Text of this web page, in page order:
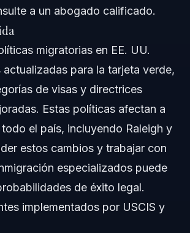
a un Abogado Ahora
Law Firm
Experiencia del Abogado
actual de inmigración en EE. UU.?
a un abogado calificado.
migratorias en EE. UU.
actualizadas para la tarjeta verde,
de visas y directrices
Estas políticas afectan a
el país, incluyendo Raleigh y
estos cambios y trabajar con
especializados puede
de éxito legal.
implementados por USCIS y